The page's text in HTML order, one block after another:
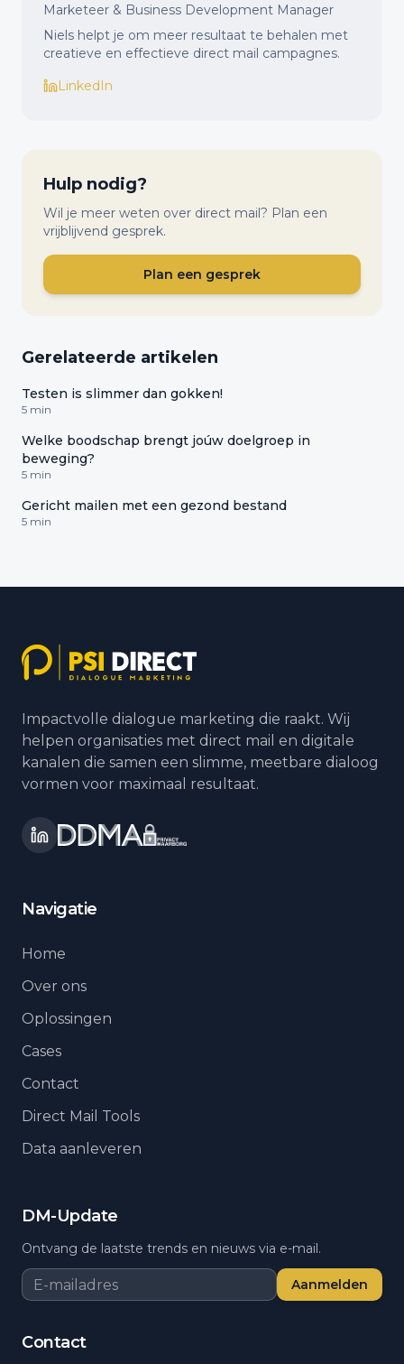
Marketeer & Business Development Manager
Niels helpt je om meer resultaat te behalen met
creatieve en effectieve direct mail campagnes.
LinkedIn
Hulp nodig?
Wil je meer weten over direct mail? Plan een
vrijblijvend gesprek.
Plan een gesprek
Gerelateerde artikelen
Testen is slimmer dan gokken!
5 min
Welke boodschap brengt joúw doelgroep in
beweging?
5 min
Gericht mailen met een gezond bestand
5 min
Impactvolle dialogue marketing die raakt. Wij
helpen organisaties met direct mail en digitale
kanalen die samen een slimme, meetbare dialoog
vormen voor maximaal resultaat.
Navigatie
Home
Over ons
Oplossingen
Cases
Contact
Direct Mail Tools
Data aanleveren
DM-Update
Ontvang de laatste trends en nieuws via e-mail.
Aanmelden
Contact